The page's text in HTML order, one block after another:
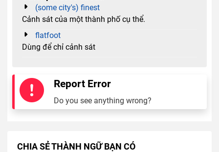
(some city's) finest
Cảnh sát của một thành phố cụ thể.
flatfoot
Dùng để chỉ cảnh sát
Report Error
Do you see anything wrong?
CHIA SẺ THÀNH NGỮ BẠN CÓ